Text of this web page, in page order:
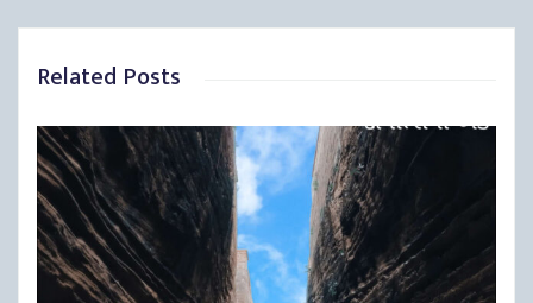
Related Posts